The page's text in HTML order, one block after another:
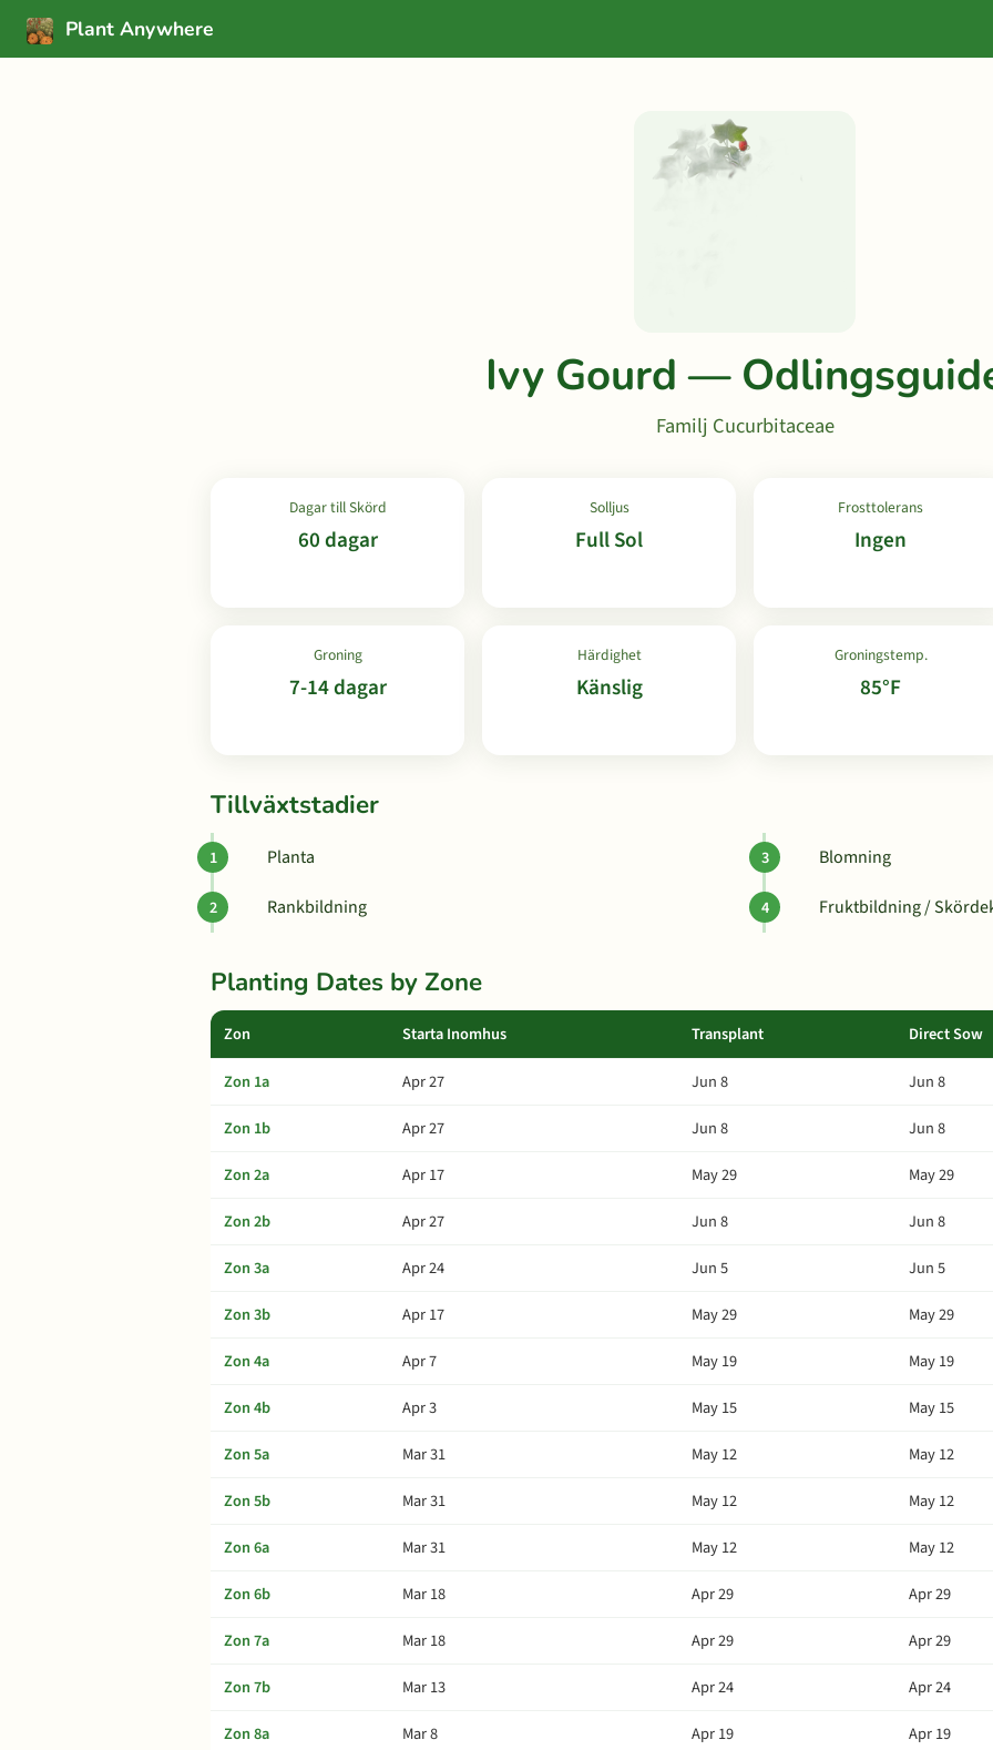
Plant Anywhere
Ivy Gourd —
Familj Cucurbitaceae
Dagar till Skörd
60 dagar
Solljus
Full Sol
Frosttolerans
Ingen
Groning
7-14 dagar
Härdighet
Känslig
Groningstemp.
85°F
Tillväxtstadier
Planta
Rankbildning
Blomning
Fruktbildning /
Planting Dates by Zone
Zon Starta Inomhus Transplant Direct Sow
Zon 1a Apr 27 Jun 8
Jun 8
Zon 1b
Apr 27 Jun 8
Jun 8
Zon 2a
Apr 17 May 29
May 29
Zon 2b
Apr 27 Jun 8
Jun 8
Zon 3a
Apr 24 Jun 5
Jun 5
Zon 3b
Apr 17 May 29
May 29
Zon 4a
Apr 7 May 19
May 19
Zon 4b
Apr 3 May 15
May 15
Zon 5a
Mar 31 May 12
May 12
Zon 5b
Mar 31 May 12
May 12
Zon 6a
Mar 31 May 12
May 12
Zon 6b
Mar 18 Apr 29
Apr 29
Zon 7a
Mar 18 Apr 29
Apr 29
Zon 7b
Mar 13 Apr 24
Apr 24
Zon 8a
Mar 8 Apr 19
Apr 19